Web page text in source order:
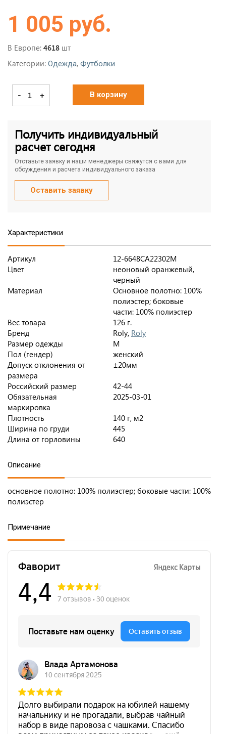
1 005 руб.
В Европе: 4618 шт
Категории: Одежда, Футболки
- + В корзину
Получить индивидуальный
расчет сегодня
Отставьте заявку и наши менеджеры свяжутся с вами для
обсуждения и расчета индивидуального заказа
Оставить заявку
Характеристики
Артикул
12-6648CA22302M
Цвет
неоновый оранжевый,
черный
Материал
Основное полотно: 100%
полиэстер; боковые
части: 100% полиэстер
Вес товара
126 г.
Бренд
Roly, Roly
Размер одежды
M
Пол (гендер)
женский
Допуск отклонения от
размера
±20мм
Российский размер
42-44
Обязательная
маркировка
2025-03-01
Плотность
140 г, м2
Ширина по груди
445
Длина от горловины
640
Описание
основное полотно: 100% полиэстер; боковые части: 100%
полиэстер
Примечание